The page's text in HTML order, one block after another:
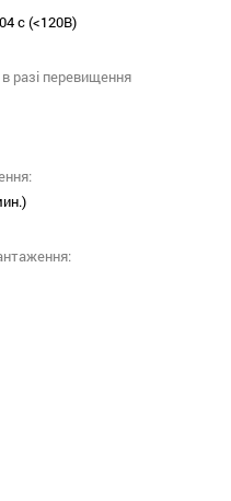
с (<120В)
разі перевищення